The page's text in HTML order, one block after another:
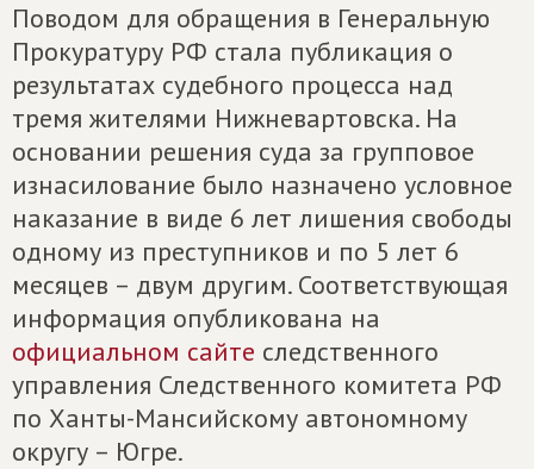
Поводом для обращения в Генеральную
Прокуратуру РФ стала публикация о
результатах судебного процесса над
тремя жителями Нижневартовска. На
основании решения суда за групповое
изнасилование было назначено условное
наказание в виде 6 лет лишения свободы
одному из преступников и по 5 лет 6
месяцев – двум другим. Соответствующая
информация опубликована на
официальном сайте следственного
управления Следственного комитета РФ
по Ханты-Мансийскому автономному
округу – Югре.